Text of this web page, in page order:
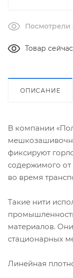
Посмотрели
Товар
ОПИСАНИЕ
В компании
фиксируют
содержимого от
во время
Такие нити
материалов.
стационарных
Линейная